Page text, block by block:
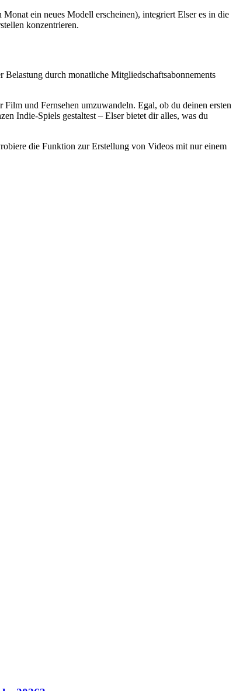
ein neues Modell erscheinen), integriert Elser es in die
konzentrieren.
durch monatliche Mitgliedschaftsabonnements
und Fernsehen umzuwandeln. Egal, ob du deinen ersten
Indie-Spiels gestaltest – Elser bietet dir alles, was du
die Funktion zur Erstellung von Videos mit nur einem